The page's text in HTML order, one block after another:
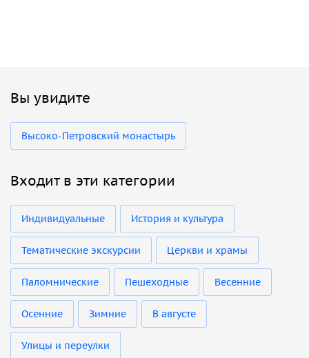
Вы увидите
Высоко-Петровский монастырь
Входит в эти категории
Индивидуальные История и культура
Тематические экскурсии Церкви и храмы
Паломнические Пешеходные Весенние
Осенние Зимние В августе
Улицы и переулки